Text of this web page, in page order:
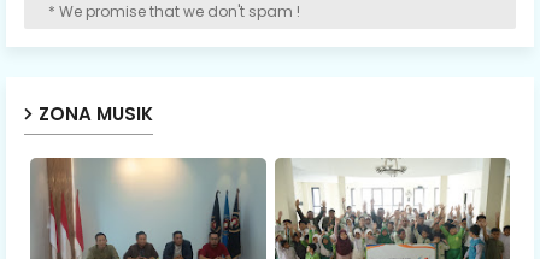
* We promise that we don't spam !
ZONA MUSIK